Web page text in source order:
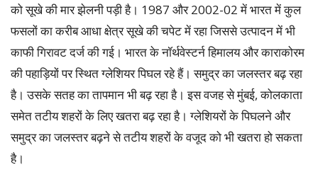
को सूखे की मार झेलनी पड़ी है। 1987 और 2002-02 में भारत में कुल
फसलों का करीब आधा क्षेत्र सूखे की चपेट में रहा जिससे उत्पादन में भी
काफी गिरावट दर्ज की गई। भारत के नॉर्थवेस्टर्न हिमालय और काराकोरम
की पहाड़ियों पर स्थित ग्लेशियर पिघल रहे हैं। समुद्र का जलस्तर बढ़ रहा
है। उसके सतह का तापमान भी बढ़ रहा है। इस वजह से मुंबई, कोलकाता
समेत तटीय शहरों के लिए खतरा बढ़ रहा है। ग्लेशियरों के पिघलने और
समुद्र का जलस्तर बढ़ने से तटीय शहरों के वजूद को भी खतरा हो सकता
है।